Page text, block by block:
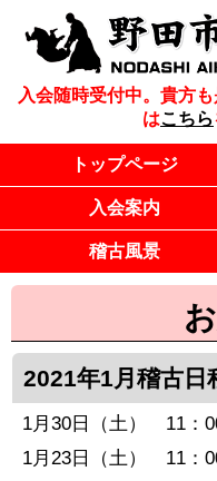
入会随時受付中。貴方
はこちら
トップページ
入会案内
稽古風景
2021年1月稽古日
1月30日（土） 11
1月23日（土） 11